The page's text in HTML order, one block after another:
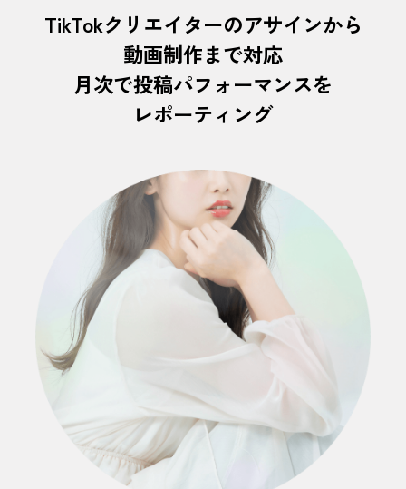
TikTokクリエイターのアサインから
動画制作まで対応
月次で投稿パフォーマンスを
レポーティング